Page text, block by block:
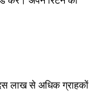
लाख से अधिक ग्राहकों